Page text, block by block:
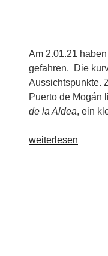
Am 2.01.21
gefahren. Die
Aussichtspunkte.
Puerto de Mogán
de la Aldea, ein
„Aufenthalt
weiterlesen